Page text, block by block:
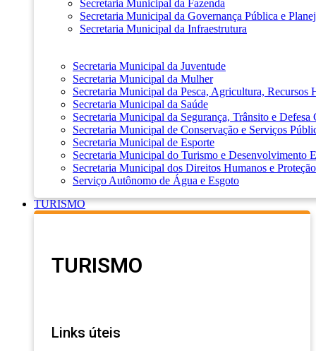
Secretaria Municipal da Fazenda
Secretaria Municipal da Governança Pública e
Secretaria Municipal da Infraestrutura
Secretaria Municipal da Juventude
Secretaria Municipal da Mulher
Secretaria Municipal da Pesca, Agricultura, Recursos
Secretaria Municipal da Saúde
Secretaria Municipal da Segurança, Trânsito e Defesa
Secretaria Municipal de Conservação e Serviços
Secretaria Municipal de Esporte
Secretaria Municipal do Turismo e Desenvolvimento
Secretaria Municipal dos Direitos Humanos e
Serviço Autônomo de Água e Esgoto
TURISMO
TURISMO
Links úteis